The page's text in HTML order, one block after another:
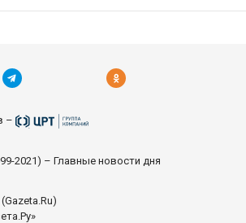
–
2021) – Главные новости дня
(Gazeta.Ru)